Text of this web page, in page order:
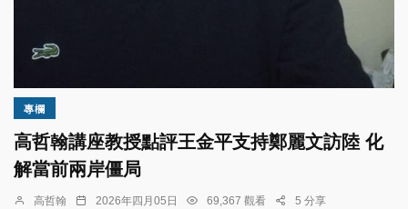
專欄
高哲翰講座教授點評王金平支持鄭麗文訪陸 化
解當前兩岸僵局
高哲翰 2026年四月05日 69,367 觀看 5 分享